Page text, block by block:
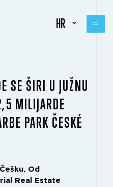
HR
SE ŠIRI U JUŽNU
MILIJARDE
PARK ČESKÉ
Od
Real Estate